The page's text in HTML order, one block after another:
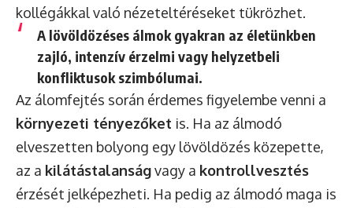
kollégákkal való nézeteltéréseket tükrözhet.
A lövöldözéses álmok gyakran az életünkben
zajló, intenzív érzelmi vagy helyzetbeli
konfliktusok szimbólumai.
Az álomfejtés során érdemes figyelembe venni a
környezeti tényezőket is. Ha az álmodó
elveszetten bolyong egy lövöldözés közepette,
az a kilátástalanságvagy a kontrollvesztés
érzését jelképezheti. Ha pedig az álmodó maga is